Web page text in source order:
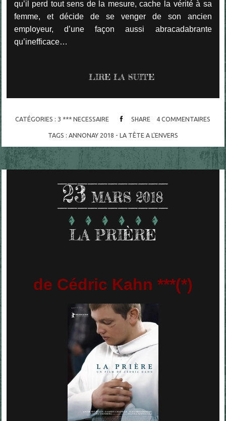
qu’il perd tout sens de la mesure, cache la vérité à sa
femme, et décide de se venger de son ancien
employeur, d’une façon aussi abracadabrante
qu’inefficace…
LIRE LA SUITE
CATÉGORIES : 3 *** NECESSAIRE SHARE 4 COMMENTAIRES
TAGS : ANNONAY 2018 - LA TÊTE A L'ENVERS
23 MARS 2018
LA PRIÈRE
de Cédric Kahn ***(*)